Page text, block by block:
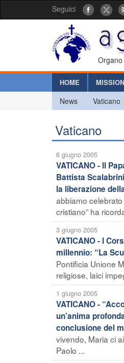
Seguici
HOME
News Vaticano
Vaticano
6 giugno 2005
VATICANO - Il
Battista
la liberazione
abbiamo
cristiano” ha
3 giugno 2005
VATICANO - I
millennio: “La
Pontificia Unione
religiose, laici
1 giugno 2005
VATICANO -
un’anima
conclusione del
vivendo, Maria ci
Paolo ...